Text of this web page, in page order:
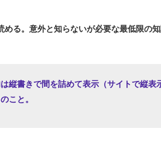
る。意外と知らないが必要な最低限の
縦書きで間を詰めて表示（サイトで縦表
こと。